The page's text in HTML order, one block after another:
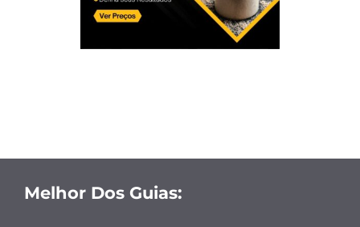
Melhor Dos Guias: